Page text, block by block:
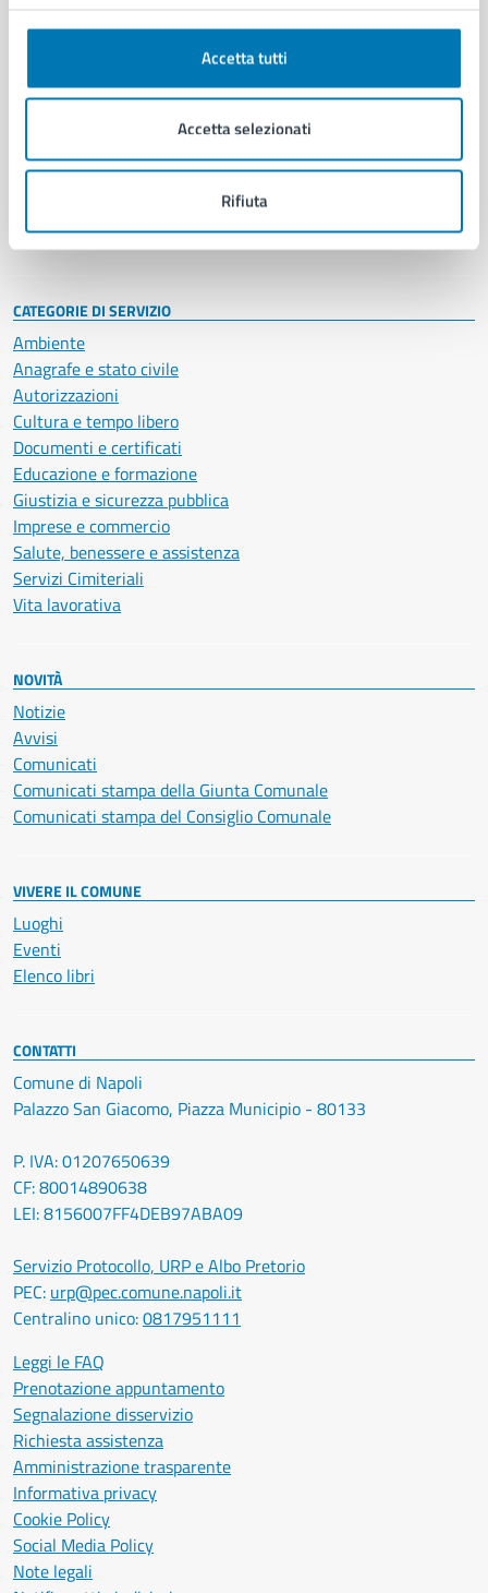
Accetta tutti
Accetta selezionati
Rifiuta
Aree amministrative
Uffici
Politici
Intranet, posta aziendale e protocollo
CATEGORIE DI SERVIZIO
Ambiente
Anagrafe e stato civile
Autorizzazioni
Cultura e tempo libero
Documenti e certificati
Educazione e formazione
Giustizia e sicurezza pubblica
Imprese e commercio
Salute, benessere e assistenza
Servizi Cimiteriali
Vita lavorativa
NOVITÀ
Notizie
Avvisi
Comunicati
Comunicati stampa della Giunta Comunale
Comunicati stampa del Consiglio Comunale
VIVERE IL COMUNE
Luoghi
Eventi
Elenco libri
CONTATTI
Comune di Napoli
Palazzo San Giacomo, Piazza Municipio - 80133
P. IVA: 01207650639
CF: 80014890638
LEI: 8156007FF4DEB97ABA09
Servizio Protocollo, URP e Albo Pretorio
PEC: urp@pec.comune.napoli.it
Centralino unico:0817951111
Leggi le FAQ
Prenotazione appuntamento
Segnalazione disservizio
Richiesta assistenza
Amministrazione trasparente
Informativa privacy
Cookie Policy
Social Media Policy
Note legali